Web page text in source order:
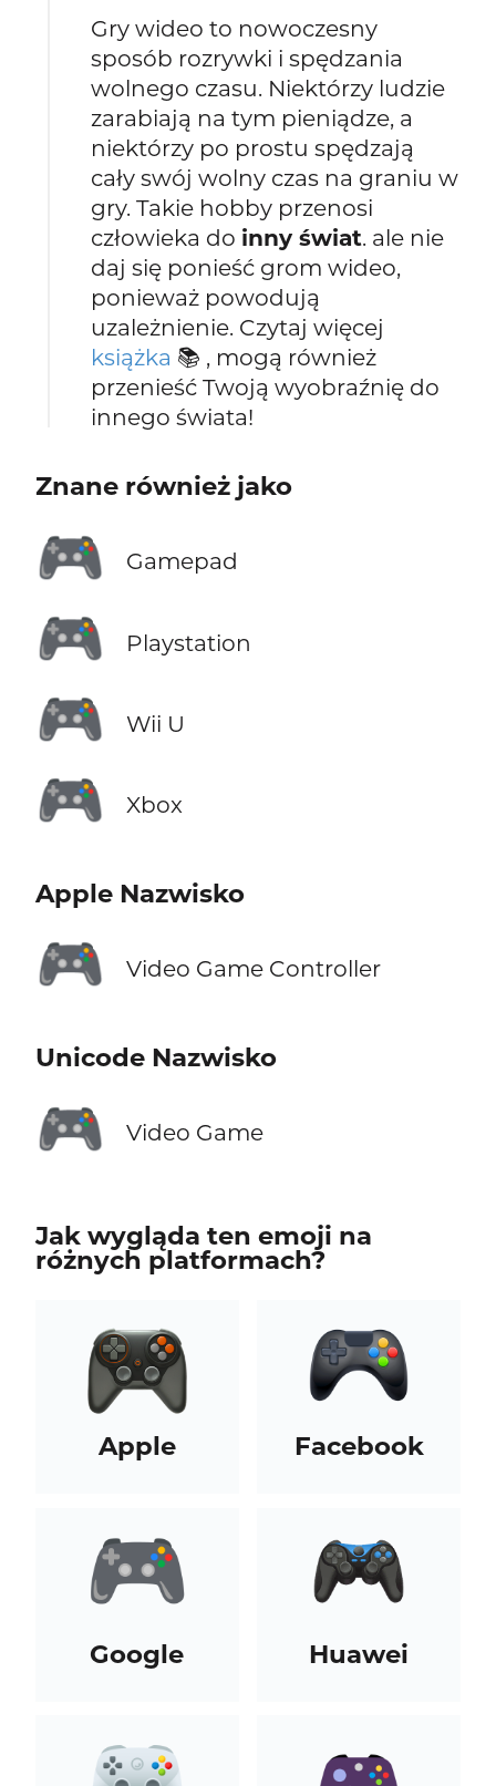
Gry wideo to nowoczesny
sposób rozrywki i spędzania
wolnego czasu. Niektórzy ludzie
zarabiają na tym pieniądze, a
niektórzy po prostu spędzają
cały swój wolny czas na graniu w
gry. Takie hobby przenosi
człowieka do inny świat. ale nie
daj się ponieść grom wideo,
ponieważ powodują
uzależnienie. Czytaj więcej
książka 📚 , mogą również
przenieść Twoją wyobraźnię do
innego świata!
Znane również jako
🎮 Gamepad
🎮 Playstation
🎮 Wii U
🎮 Xbox
Apple Nazwisko
🎮 Video Game Controller
Unicode Nazwisko
🎮 Video Game
Jak wygląda ten emoji na
różnych platformach?
Apple Facebook
Google Huawei